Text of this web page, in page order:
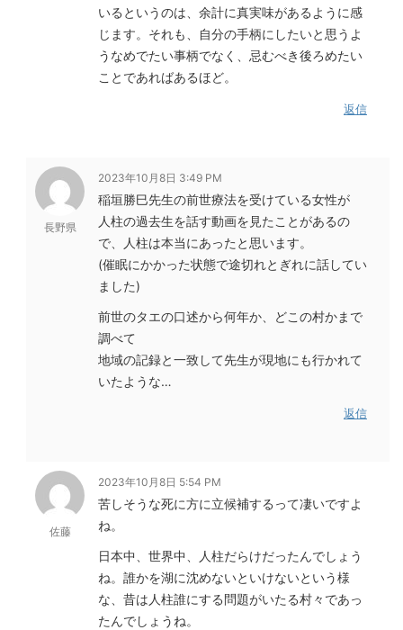
いるというのは、余計に真実味があるように感
じます。それも、自分の手柄にしたいと思うよ
うなめでたい事柄でなく、忌むべき後ろめたい
ことであればあるほど。
返信
長野県
2023年10月8日 3:49 PM
稲垣勝巳先生の前世療法を受けている女性が
人柱の過去生を話す動画を見たことがあるの
で、人柱は本当にあったと思います。
(催眠にかかった状態で途切れとぎれに話してい
ました)
前世のタエの口述から何年か、どこの村かまで
調べて
地域の記録と一致して先生が現地にも行かれて
いたような…
返信
佐藤
2023年10月8日 5:54 PM
苦しそうな死に方に立候補するって凄いですよ
ね。
日本中、世界中、人柱だらけだったんでしょう
ね。誰かを湖に沈めないといけないという様
な、昔は人柱誰にする問題がいたる村々であっ
たんでしょうね。